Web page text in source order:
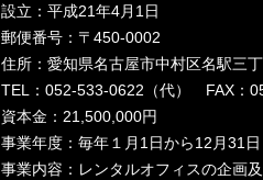
設立：平成21年4月1日
郵便番号：〒450-0002
住所：愛知県名古屋市中村区名駅三
TEL：052-533-0622（代） FAX：
資本金：21,500,000円
事業年度：毎年１月1日から12月31
事業内容：レンタルオフィスの企画